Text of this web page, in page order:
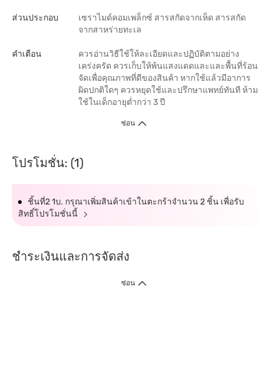
ส่วนประกอบ
เซราไมด์คอมเพล็กซ์ สารสกัดจากเห็ด สารสกัด
จากสาหร่ายทะเล
คำเตือน
ควรอ่านวิธีใช้ให้ละเอียดและปฏิบัติตามอย่าง
เคร่งครัด ควรเก็บให้พ้นแสงแดดและและพื้นที่ร้อน
จัดเพื่อคุณภาพที่ดีของสินค้า หากใช้แล้วมีอาการ
ผิดปกติใดๆ ควรหยุดใช้และปรึกษาแพทย์ทันที ห้าม
ใช้ในเด็กอายุต่ำกว่า 3 ปี
ซ่อน
โปรโมชั่น: (1)
ชิ้นที่2 1บ. กรุณาเพิ่มสินค้าเข้าในตะกร้าจำนวน 2 ชิ้น เพื่อรับ
สิทธิ์โปรโมชั่นนี้
ชำระเงินและการจัดส่ง
ซ่อน